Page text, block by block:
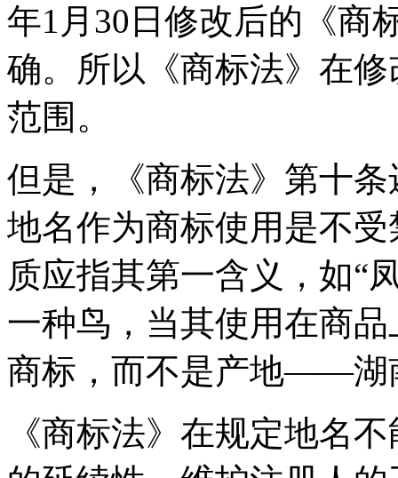
年1月30日修改后的《商
确。所以《商标法》在
范围。
但是，《商标法》第十
地名作为商标使用是不
质应指其第一含义，如“
一种鸟，当其使用在商
商标，而不是产地——
《商标法》在规定地名